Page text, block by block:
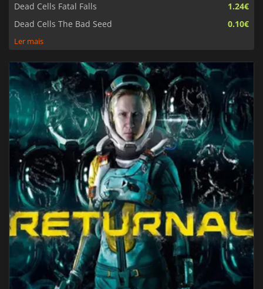
Dead Cells Fatal Falls
1.24€
Dead Cells The Bad Seed
0.10€
Ler mais